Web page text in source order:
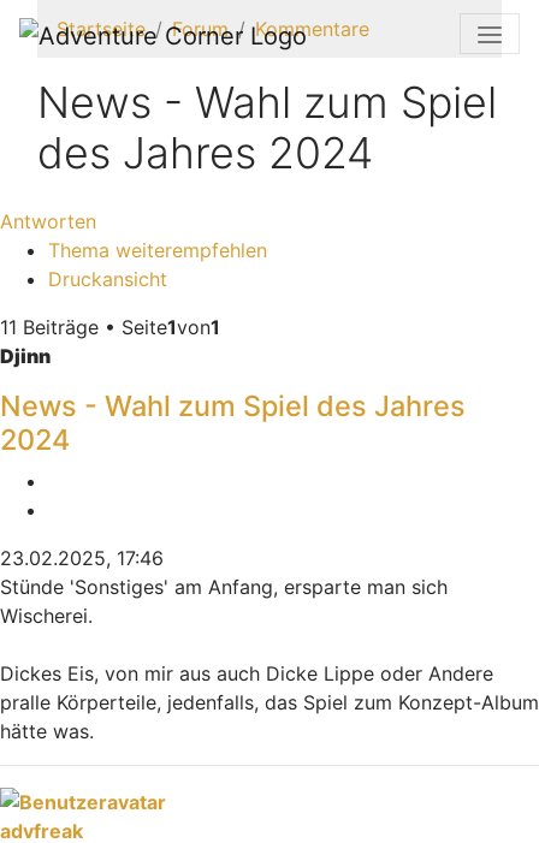
Startseite Forum Kommentare
News - Wahl zum Spiel
des Jahres 2024
Antworten
Thema weiterempfehlen
Druckansicht
11 Beiträge • Seite1von1
Djinn
News - Wahl zum Spiel des Jahres
2024
23.02.2025, 17:46
Stünde 'Sonstiges' am Anfang, ersparte man sich
Wischerei.
Dickes Eis, von mir aus auch Dicke Lippe oder Andere
pralle Körperteile, jedenfalls, das Spiel zum Konzept-Album
hätte was.
Nach oben
advfreak